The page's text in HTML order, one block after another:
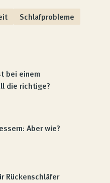
Schlafprobleme
bei einem
die richtige?
Aber wie?
Rückenschläfer